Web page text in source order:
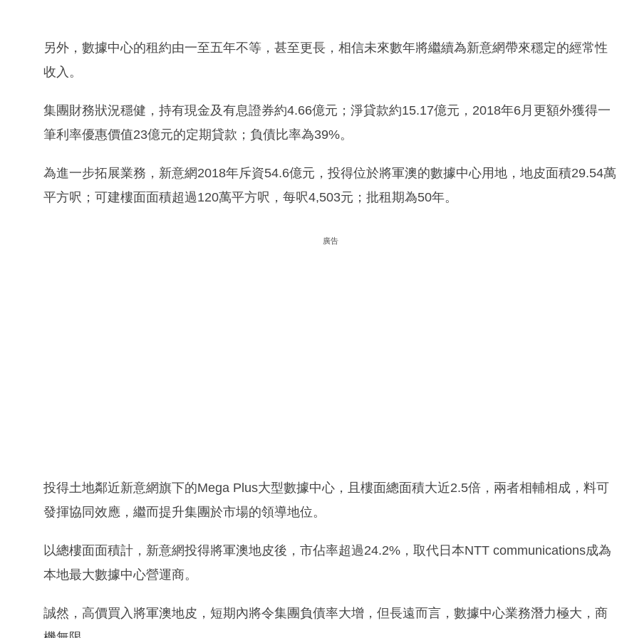
另外，數據中心的租約由一至五年不等，甚至更長，相信未來數年將繼續為新意網帶來穩定的經常性
收入。
集團財務狀況穩健，持有現金及有息證券約4.66億元；淨貸款約15.17億元，2018年6月更額外獲得一
筆利率優惠價值23億元的定期貸款；負債比率為39%。
為進一步拓展業務，新意網2018年斥資54.6億元，投得位於將軍澳的數據中心用地，地皮面積29.54萬
平方呎；可建樓面面積超過120萬平方呎，每呎4,503元；批租期為50年。
廣告
投得土地鄰近新意網旗下的Mega Plus大型數據中心，且樓面總面積大近2.5倍，兩者相輔相成，料可
發揮協同效應，繼而提升集團於市場的領導地位。
以總樓面面積計，新意網投得將軍澳地皮後，市佔率超過24.2%，取代日本NTT communications成為
本地最大數據中心營運商。
誠然，高價買入將軍澳地皮，短期內將令集團負債率大增，但長遠而言，數據中心業務潛力極大，商